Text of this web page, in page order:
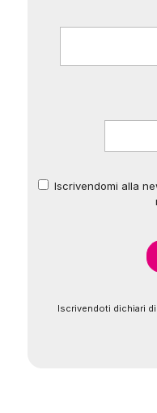
Iscrivendomi alla
Iscrivendoti dichiari